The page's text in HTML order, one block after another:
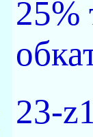
25%
23-